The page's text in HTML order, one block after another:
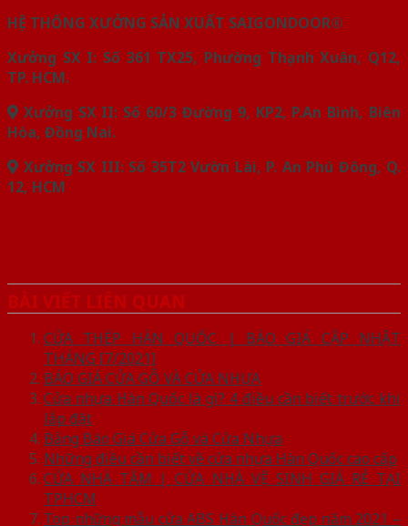
HỆ THỐNG XƯỞNG SẢN XUẤT SAIGONDOOR®
Xưởng SX I: Số 361 TX25, Phường Thạnh Xuân, Q12,
TP. HCM.
Xưởng SX II: Số 60/3 Đường 9, KP2, P.An Bình, Biên
Hòa, Đồng Nai.
Xưởng SX III: Số 35T2 Vườn Lài, P. An Phú Đông, Q.
12, HCM
BÀI VIẾT LIÊN QUAN
CỬA THÉP HÀN QUỐC | BÁO GIÁ CẬP NHẬT
THÁNG [7/2021]
BÁO GIÁ CỬA GỖ VÀ CỬA NHỰA
Cửa nhựa Hàn Quốc là gì? 4 điều cần biết trước khi
lắp đặt
Bảng Báo Giá Cửa Gỗ và Cửa Nhựa
Những điều cần biết về cửa nhựa Hàn Quốc cao cấp
CỬA NHÀ TẮM | CỬA NHÀ VỆ SINH GIÁ RẺ TẠI
TPHCM
Top những mẫu cửa ABS Hàn Quốc đẹp năm 2021 –